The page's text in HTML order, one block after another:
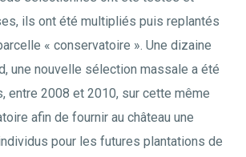
ils ont été multipliés puis replantés
« conservatoire ». Une dizaine
une nouvelle sélection massale a été
entre 2008 et 2010, sur cette même
afin de fournir au château une
pour les futures plantations de